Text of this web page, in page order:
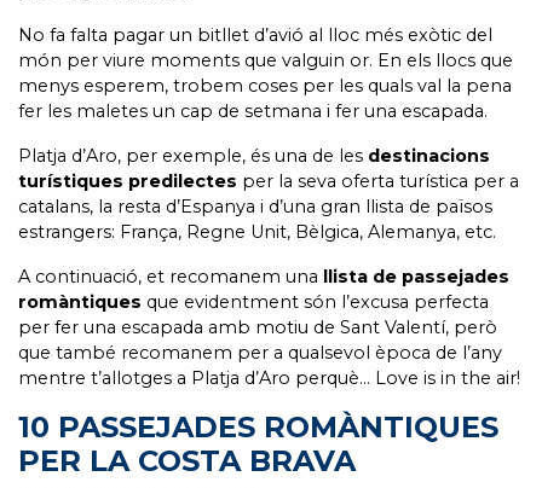
No fa falta pagar un bitllet d’avió al lloc més exòtic del
món per viure moments que valguin or. En els llocs que
menys esperem, trobem coses per les quals val la pena
fer les maletes un cap de setmana i fer una escapada.
Platja d’Aro, per exemple, és una de les destinacions
turístiques predilectes per la seva oferta turística per a
catalans, la resta d’Espanya i d’una gran llista de països
estrangers: França, Regne Unit, Bèlgica, Alemanya, etc.
A continuació, et recomanem una llista de passejades
romàntiques que evidentment són l’excusa perfecta
per fer una escapada amb motiu de Sant Valentí, però
que també recomanem per a qualsevol època de l’any
mentre t’allotges a Platja d’Aro perquè… Love is in the air!
10 PASSEJADES ROMÀNTIQUES
PER LA COSTA BRAVA